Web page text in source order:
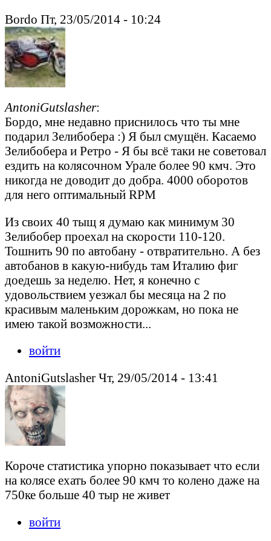
Bordo Пт, 23/05/2014 - 10:24
AntoniGutslasher:
Бордо, мне недавно приснилось что ты мне
подарил Зелибобера :) Я был смущён. Касаемо
Зелибобера и Ретро - Я бы всё таки не советовал
ездить на колясочном Урале более 90 кмч. Это
никогда не доводит до добра. 4000 оборотов
для него оптимальный RPM
Из своих 40 тыщ я думаю как минимум 30
Зелибобер проехал на скорости 110-120.
Тошнить 90 по автобану - отвратительно. А без
автобанов в какую-нибудь там Италию фиг
доедешь за неделю. Нет, я конечно с
удовольствием уезжал бы месяца на 2 по
красивым маленьким дорожкам, но пока не
имею такой возможности...
войти
AntoniGutslasher Чт, 29/05/2014 - 13:41
Короче статистика упорно показывает что если
на колясе ехать более 90 кмч то колено даже на
750ке больше 40 тыр не живет
войти